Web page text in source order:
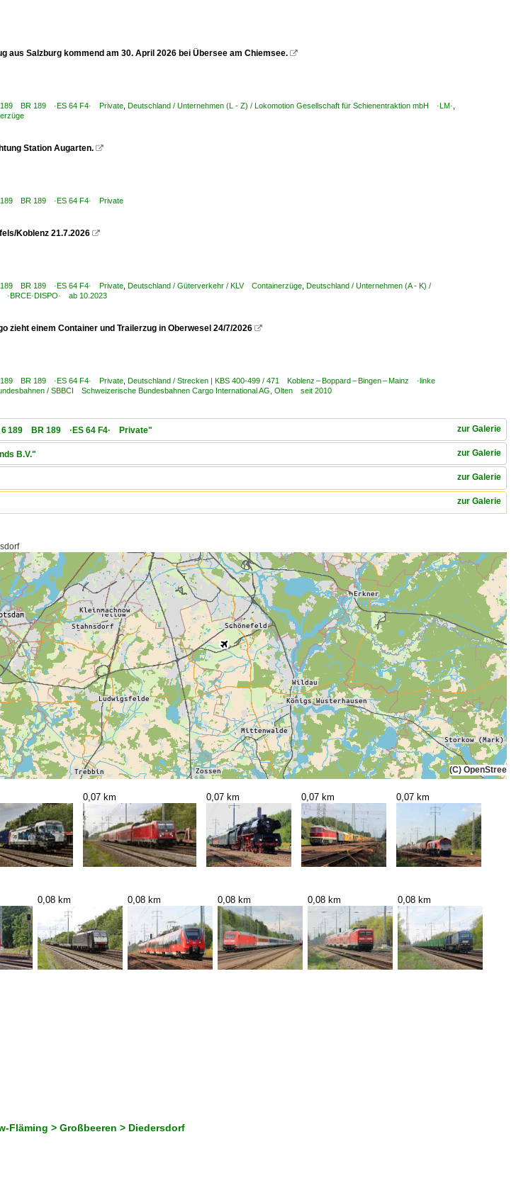
aus Salzburg kommend am 30. April 2026 bei Übersee am Chiemsee. 
189 BR 189 ·ES 64 F4· Private Deutschland / Unternehmen (L - Z) / Lokomotion Gesellschaft für Schienentraktion mbH ·LM·
Station Augarten. 
189 BR 189 ·ES 64 F4· Private
Koblenz 21.7.2026 
189 BR 189 ·ES 64 F4· Private Deutschland / Güterverkehr / KLV Containerzüge Deutschland / Unternehmen (A - K) /
·BRCE·DISPO· ab 10.2023
zieht einem Container und Trailerzug in Oberwesel 24/7/2026 
189 BR 189 ·ES 64 F4· Private Deutschland / Strecken | KBS 400-499 / 471 Koblenz – Boppard – Bingen – Mainz ·linke
/ SBBCI Schweizerische Bundesbahnen Cargo International AG, Olten seit 2010
zur Galerie
6 189 BR 189 ·ES 64 F4· Private"
zur Galerie
B.V."
zur Galerie
zur Galerie
(C)
0,07 km 0,07 km 0,07 km 0,07 km
0,08 km 0,08 km 0,08 km 0,08 km 0,08 km
Fläming > Großbeeren > Diedersdorf